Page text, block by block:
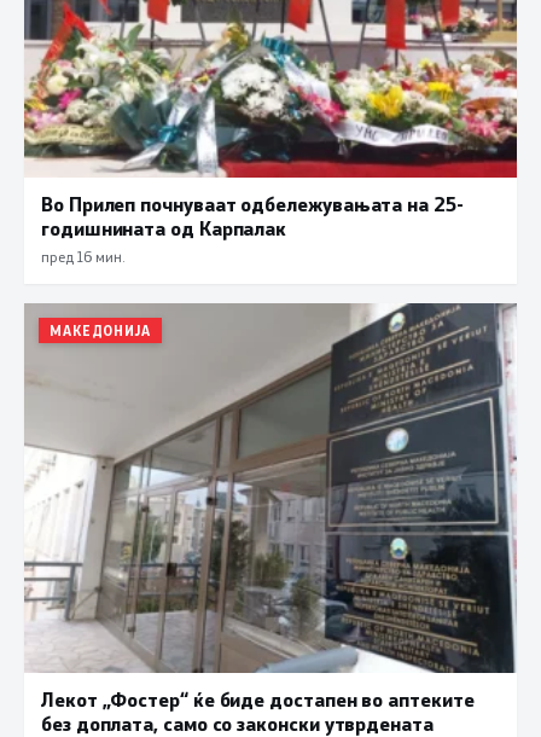
Во Прилеп почнуваат одбележувањата на 25-
годишнината од Карпалак
пред 16 мин.
МАКЕДОНИЈА
Лекот „Фостер“ ќе биде достапен во аптеките
без доплата, само со законски утврдената